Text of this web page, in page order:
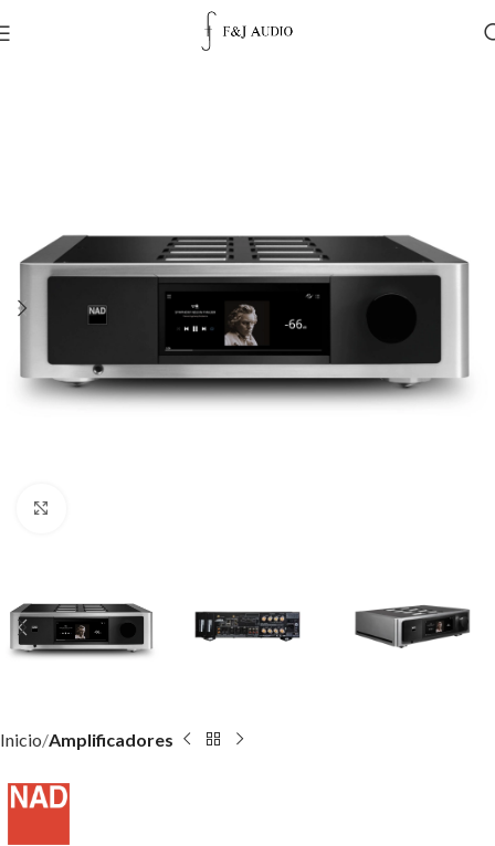
Inicio Amplificadores